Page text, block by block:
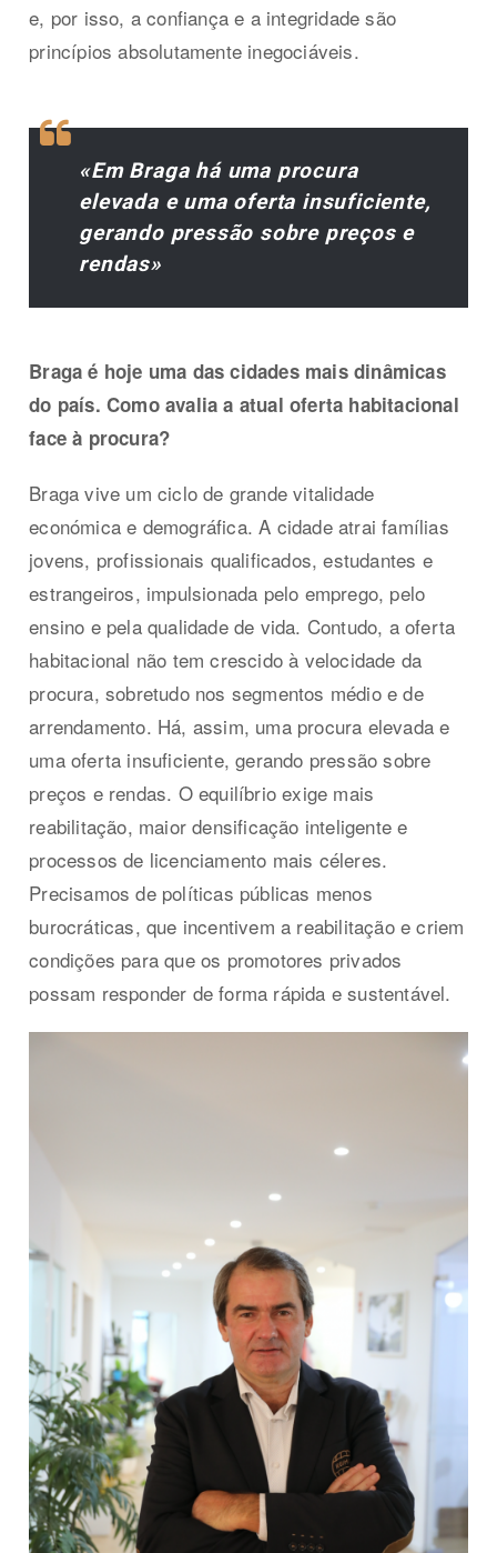
e, por isso, a confiança e a integridade são
princípios absolutamente inegociáveis.
«Em Braga há uma procura
elevada e uma oferta insuficiente,
gerando pressão sobre preços e
rendas»
Braga é hoje uma das cidades mais dinâmicas
do país. Como avalia a atual oferta habitacional
face à procura?
Braga vive um ciclo de grande vitalidade
económica e demográfica. A cidade atrai famílias
jovens, profissionais qualificados, estudantes e
estrangeiros, impulsionada pelo emprego, pelo
ensino e pela qualidade de vida. Contudo, a oferta
habitacional não tem crescido à velocidade da
procura, sobretudo nos segmentos médio e de
arrendamento. Há, assim, uma procura elevada e
uma oferta insuficiente, gerando pressão sobre
preços e rendas. O equilíbrio exige mais
reabilitação, maior densificação inteligente e
processos de licenciamento mais céleres.
Precisamos de políticas públicas menos
burocráticas, que incentivem a reabilitação e criem
condições para que os promotores privados
possam responder de forma rápida e sustentável.